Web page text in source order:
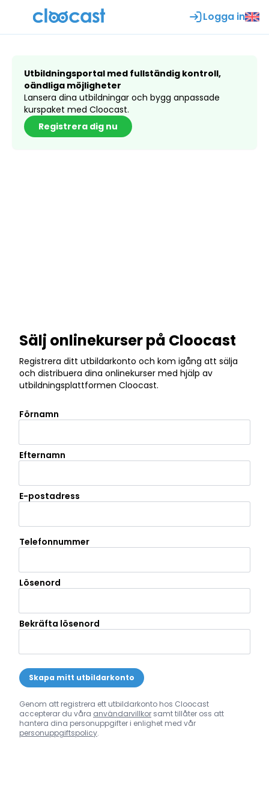
Logga in
Utbildningsportal med fullständig kontroll,
oändliga möjligheter
Lansera dina utbildningar och bygg anpassade
kurspaket med Cloocast.
Registrera dig nu
Sälj onlinekurser på Cloocast
Registrera ditt utbildarkonto och kom igång att sälja
och distribuera dina onlinekurser med hjälp av
utbildningsplattformen Cloocast.
Förnamn
Efternamn
E-postadress
Telefonnummer
Lösenord
Bekräfta lösenord
Skapa mitt utbildarkonto
Genom att registrera ett utbildarkonto hos Cloocast
accepterar du våra användarvillkor samt tillåter oss att
hantera dina personuppgifter i enlighet med vår
personuppgiftspolicy.